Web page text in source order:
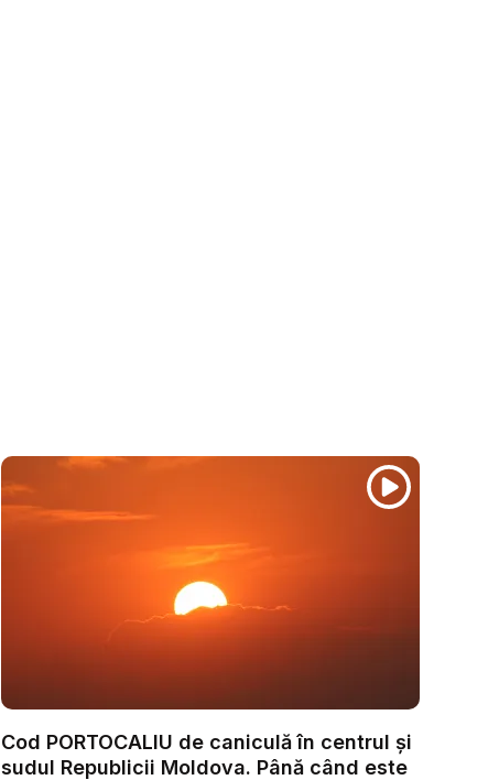
Cod PORTOCALIU de caniculă în centrul și
sudul Republicii Moldova. Până când este